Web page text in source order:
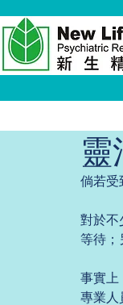
倘若受
對於不
等待；
事實上
專業人